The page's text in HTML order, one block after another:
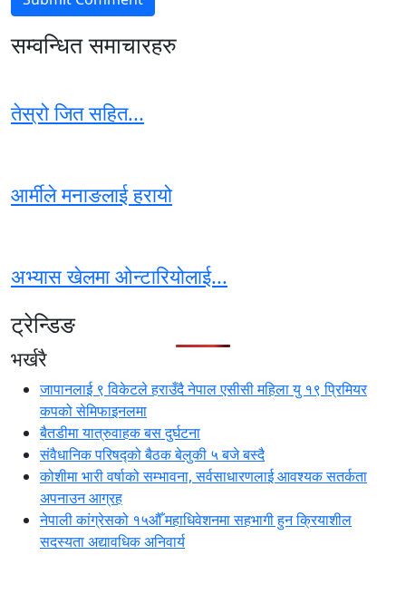
सम्वन्धित समाचारहरु
तेस्रो जित सहित...
आर्मीले मनाङलाई हरायो
अभ्यास खेलमा ओन्टारियोलाई...
ट्रेन्डिङ
भर्खरै
जापानलाई ९ विकेटले हराउँदै नेपाल एसीसी महिला यु १९ प्रिमियर
कपको सेमिफाइनलमा
बैतडीमा यात्रुवाहक बस दुर्घटना
संवैधानिक परिषद्को बैठक बेलुकी ५ बजे बस्दै
कोशीमा भारी वर्षाको सम्भावना, सर्वसाधारणलाई आवश्यक सतर्कता
अपनाउन आग्रह
नेपाली कांग्रेसको १५औँ महाधिवेशनमा सहभागी हुन क्रियाशील
सदस्यता अद्यावधिक अनिवार्य